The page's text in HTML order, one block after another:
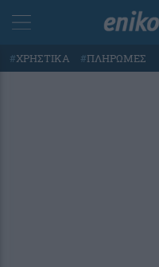
#ΧΡΗΣΤΙΚΑ #ΠΛΗΡΩΜΕΣ